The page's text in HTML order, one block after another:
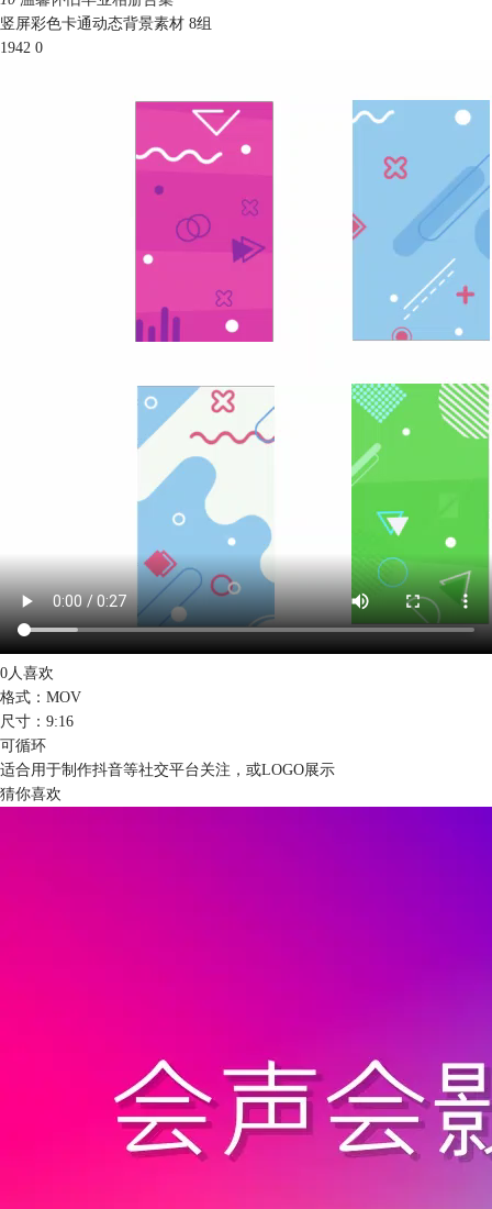
竖屏彩色卡通动态背景素材 8组
1942 0
0人喜欢
格式：MOV
尺寸：9:16
可循环
适合用于制作抖音等社交平台关注，或LOGO展示
猜你喜欢